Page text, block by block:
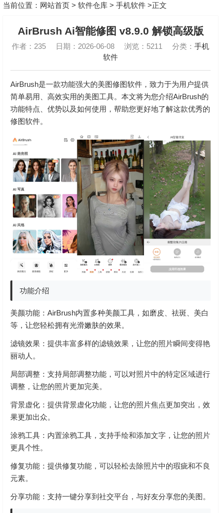
当前位置： 网站首页 > 软件仓库 > 手机软件 >正文
AirBrush Ai智能修图 v8.9.0 解锁高级版
作者：235 日期：2026-06-08 浏览：5211 分类： 手机
软件
AirBrush是一款功能强大的美图修图软件，致力于为用户提供
简单易用、高效实用的美图工具。本文将为您介绍AirBrush的
功能特点、优势以及如何使用，帮助您更好地了解这款优秀的
修图软件。
功能介绍
美颜功能：AirBrush内置多种美颜工具，如磨皮、祛斑、美白
等，让您轻松拥有光滑嫩肤的效果。
滤镜效果：提供丰富多样的滤镜效果，让您的照片瞬间变得艳
丽动人。
局部调整：支持局部调整功能，可以对照片中的特定区域进行
调整，让您的照片更加完美。
背景虚化：提供背景虚化功能，让您的照片焦点更加突出，效
果更加出众。
涂鸦工具：内置涂鸦工具，支持手绘和添加文字，让您的照片
更具个性。
修复功能：提供修复功能，可以轻松去除照片中的瑕疵和不良
元素。
分享功能：支持一键分享到社交平台，与好友分享您的美图。